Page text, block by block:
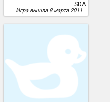
SDA
Игра вышла 8 марта 2011.